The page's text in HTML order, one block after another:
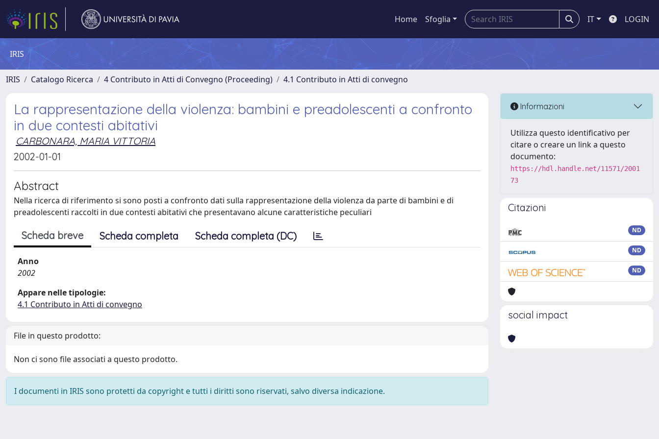
Home Sfoglia IT LOGIN
IRIS
IRIS Catalogo Ricerca 4 Contributo in Atti di Convegno (Proceeding) 4.1 Contributo in Atti di convegno
La rappresentazione della violenza: bambini e preadolescenti a confronto
in due contesti abitativi
CARBONARA, MARIA VITTORIA
2002-01-01
Abstract
Nella ricerca di riferimento si sono posti a confronto dati sulla rappresentazione della violenza da parte di bambini e di
preadolescenti raccolti in due contesti abitativi che presentavano alcune caratteristiche peculiari
Scheda breve Scheda completa Scheda completa (DC)
Anno
2002
Appare nelle tipologie:
4.1 Contributo in Atti di convegno
File in questo prodotto:
Non ci sono file associati a questo prodotto.
I documenti in IRIS sono protetti da copyright e tutti i diritti sono riservati, salvo diversa indicazione.
Informazioni
Utilizza questo identificativo per
citare o creare un link a questo
documento:
https://hdl.handle.net/11571/2001
73
Citazioni
ND
ND
ND
social impact